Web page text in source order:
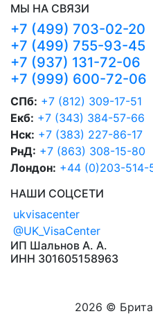
МЫ НА СВЯЗИ
+7 (499) 703-02-20
+7 (499) 755-93-45
+7 (937) 131-72-06
+7 (999) 600-72-06
СПб: +7 (812) 309-17-51
Екб: +7 (343) 384-57-66
Нск: +7 (383) 227-86-17
РнД: +7 (863) 308-15-80
Лондон: +44 (0)203-514-
НАШИ СОЦСЕТИ
ukvisacenter
@UK_VisaCenter
ИП Шальнов А. А.
ИНН 301605158963
2026 ©